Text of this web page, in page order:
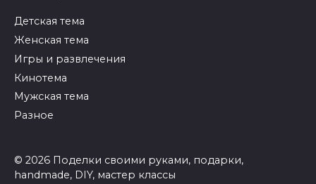
Детская тема
Женская тема
Игры и развлечения
Кинотема
Мужская тема
Разное
© 2026 Поделки своими руками, подарки,
handmade, DIY, мастер классы